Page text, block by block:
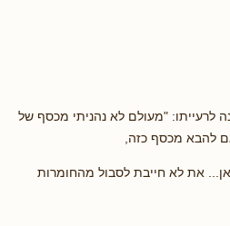
לרעייתו: "מעולם לא נהניתי מכסף של
להבא מכסף כזה,
את לא חייבת לסבול מהחומרות